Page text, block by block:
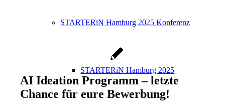
STARTERiN Hamburg 2025 Konferenz
STARTERiN Hamburg 2025
AI Ideation Programm – letzte
Chance für eure Bewerbung!